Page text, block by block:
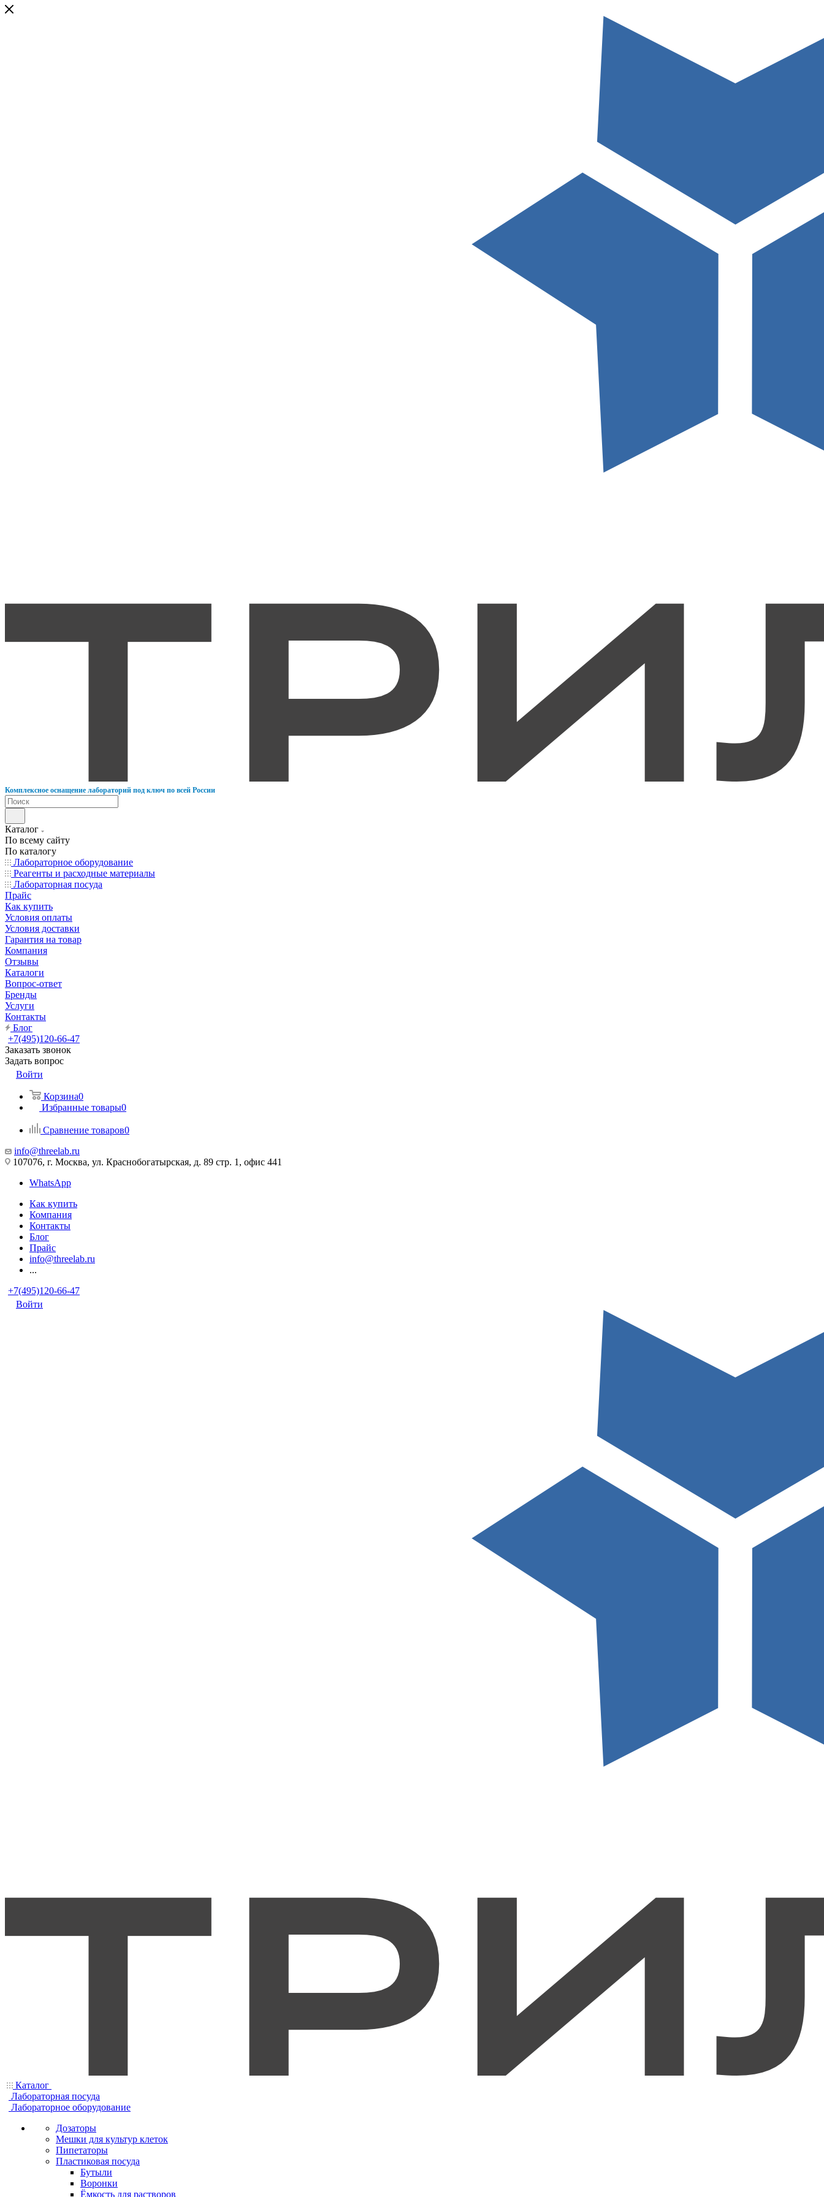
Комплексное оснащение лабораторий под ключ по всей России
Каталог
По всему сайту
По каталогу
Лабораторное оборудование
Реагенты и расходные материалы
Лабораторная посуда
Прайс
Как купить
Условия оплаты
Условия доставки
Гарантия на товар
Компания
Отзывы
Каталоги
Вопрос-ответ
Бренды
Услуги
Контакты
Блог
+7(495)120-66-47
Заказать звонок
Задать вопрос
Войти
Корзина0
Избранные товары0
Сравнение товаров0
info@threelab.ru
107076, г. Москва, ул. Краснобогатырская, д. 89 стр. 1, офис 441
WhatsApp
Как купить
Компания
Контакты
Блог
Прайс
info@threelab.ru
...
+7(495)120-66-47
Войти
Каталог
Лабораторная посуда
Лабораторное оборудование
Дозаторы
Мешки для культур клеток
Пипетаторы
Пластиковая посуда
Бутыли
Воронки
Ёмкость для растворов